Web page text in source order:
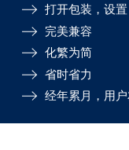
打开包装，设置
完美兼容
化繁为简
省时省力
经年累月，用